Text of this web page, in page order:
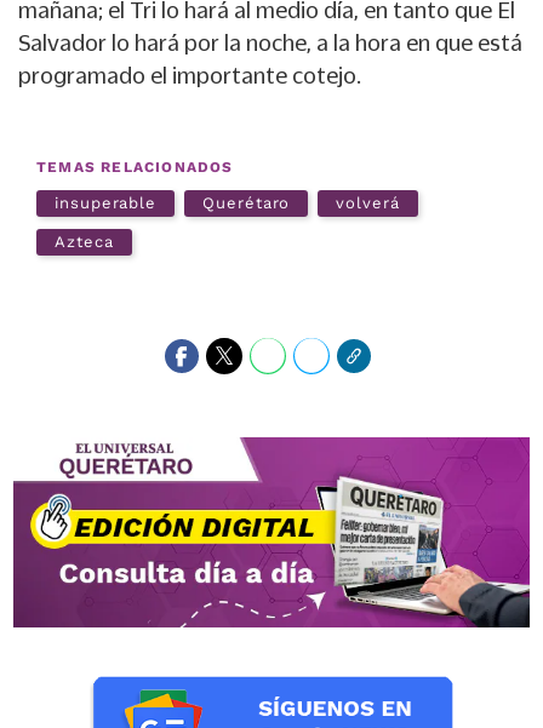
mañana; el Tri lo hará al medio día, en tanto que El
Salvador lo hará por la noche, a la hora en que está
programado el importante cotejo.
TEMAS RELACIONADOS
insuperable Querétaro volverá
Azteca